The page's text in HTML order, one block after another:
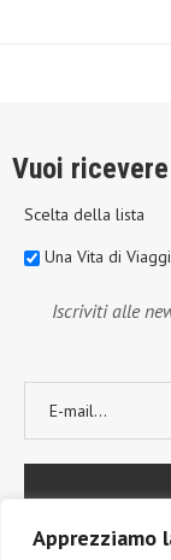
Apprezziamo
Vuoi
Scelta della lista
Una Vita di Viaggi
Iscriviti alle